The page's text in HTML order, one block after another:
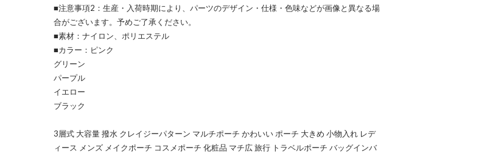
■注意事項2：生産・入荷時期により、パーツのデザイン・仕様・色味などが画像と異なる場
合がございます。予めご了承ください。
■素材：ナイロン、ポリエステル
■カラー：ピンク
グリーン
パープル
イエロー
ブラック
3層式 大容量 撥水 クレイジーパターン マルチポーチ かわいい ポーチ 大きめ 小物入れ レデ
ィース メンズ メイクポーチ コスメポーチ 化粧品 マチ広 旅行 トラベルポーチ バッグインバ